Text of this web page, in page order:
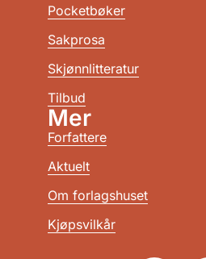
Pocketbøker
Sakprosa
Skjønnlitteratur
Tilbud
Mer
Forfattere
Aktuelt
Om forlagshuset
Kjøpsvilkår